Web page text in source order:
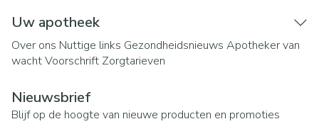
Uw apotheek
Over ons Nuttige links Gezondheidsnieuws Apotheker van
wachtVoorschrift Zorgtarieven
Nieuwsbrief
Blijf op de hoogte van nieuwe producten en promoties